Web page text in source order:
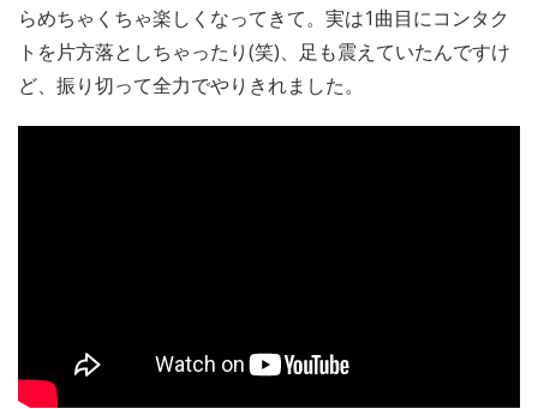
らめちゃくちゃ楽しくなってきて。実は1曲目にコンタク
トを片方落としちゃったり(笑)、足も震えていたんですけ
ど、振り切って全力でやりきれました。